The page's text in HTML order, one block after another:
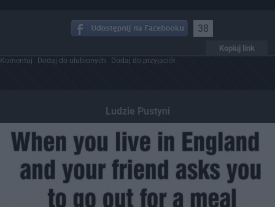
38
Kopiuj link
Komentuj Dodaj do ulubionych Dodaj do przyjaciół
Ludzie Pustyni